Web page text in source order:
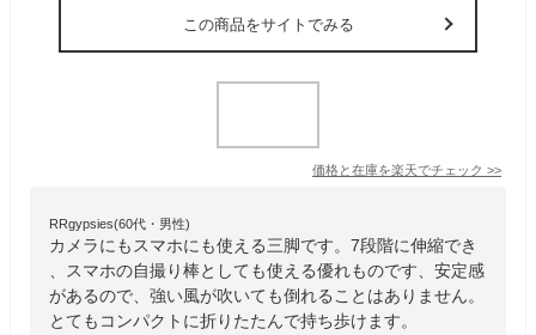
この商品をサイトでみる
価格と在庫を楽天でチェック >>
RRgypsies(60代・男性)
カメラにもスマホにも使える三脚です。7段階に伸縮でき
、スマホの自撮り棒としても使える優れものです、安定感
があるので、強い風が吹いても倒れることはありません。
とてもコンパクトに折りたたんで持ち歩けます。